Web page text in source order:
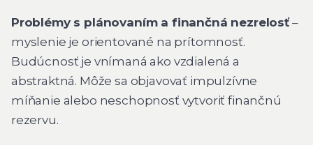
Problémy s plánovaním a finančná nezrelosť–
myslenie je orientované na prítomnosť.
Budúcnosť je vnímaná ako vzdialená a
abstraktná. Môže sa objavovať impulzívne
míňanie alebo neschopnosť vytvoriť finančnú
rezervu.